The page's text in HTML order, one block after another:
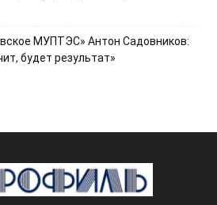
МУПТЭС» Антон Садовников:
будет результат»